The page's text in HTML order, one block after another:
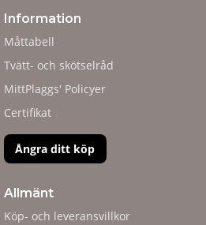
Information
Måttabell
Tvätt- och skötselråd
MittPlaggs' Policyer
Certifikat
Ångra ditt köp
Allmänt
Köp- och leveransvillkor